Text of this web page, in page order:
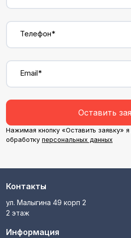
Телефон*
Email*
Оставить
Нажимая кнопку «Оставить заявку»
обработку персональных данных
Контакты
ул. Малыгина 49 корп 2
2 этаж
Информация